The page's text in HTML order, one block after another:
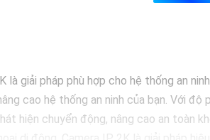
giải pháp phù hợp cho hệ thống an
cao hệ thống an ninh của bạn. Với
hiện chuyển động, nâng cao an toàn